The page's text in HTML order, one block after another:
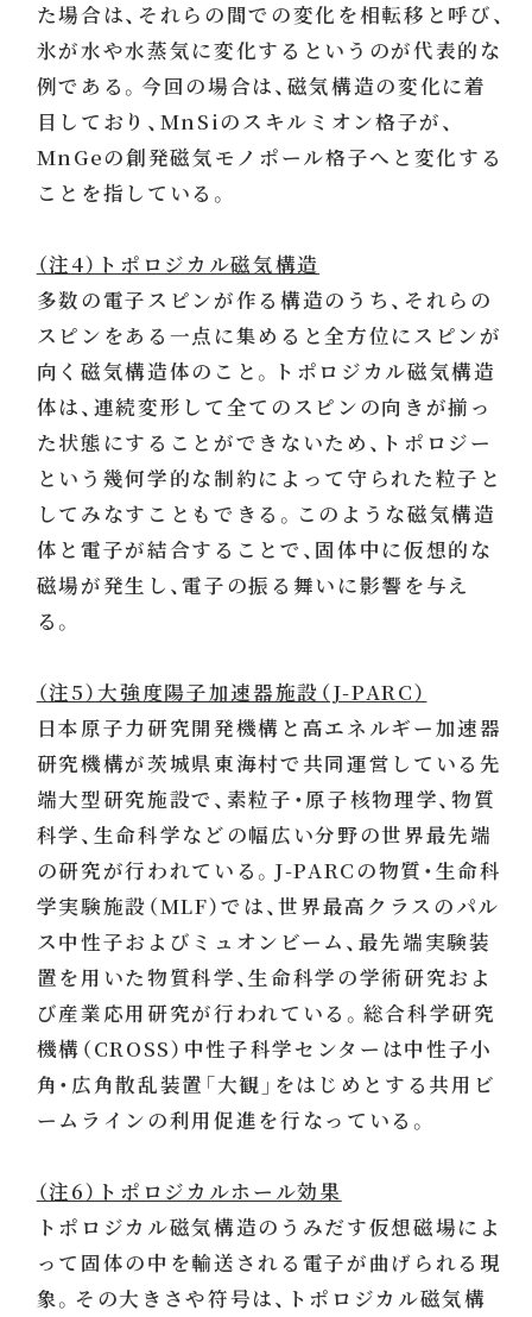
た場合は、それらの間での変化を相転移と呼び、
氷が水や水蒸気に変化するというのが代表的な
例である。今回の場合は、磁気構造の変化に着
目しており、MnSiのスキルミオン格子が、
MnGeの創発磁気モノポール格子へと変化する
ことを指している。
（注4）トポロジカル磁気構造
多数の電子スピンが作る構造のうち、それらの
スピンをある一点に集めると全方位にスピンが
向く磁気構造体のこと。トポロジカル磁気構造
体は、連続変形して全てのスピンの向きが揃っ
た状態にすることができないため、トポロジー
という幾何学的な制約によって守られた粒子と
してみなすこともできる。このような磁気構造
体と電子が結合することで、固体中に仮想的な
磁場が発生し、電子の振る舞いに影響を与え
る。
（注5）大強度陽子加速器施設（J-PARC）
日本原子力研究開発機構と高エネルギー加速器
研究機構が茨城県東海村で共同運営している先
端大型研究施設で、素粒子・原子核物理学、物質
科学、生命科学などの幅広い分野の世界最先端
の研究が行われている。J-PARCの物質・生命科
学実験施設（MLF）では、世界最高クラスのパル
ス中性子およびミュオンビーム、最先端実験装
置を用いた物質科学、生命科学の学術研究およ
び産業応用研究が行われている。総合科学研究
機構（CROSS）中性子科学センターは中性子小
角・広角散乱装置「大観」をはじめとする共用ビ
ームラインの利用促進を行なっている。
（注6）トポロジカルホール効果
トポロジカル磁気構造のうみだす仮想磁場によ
って固体の中を輸送される電子が曲げられる現
象。その大きさや符号は、トポロジカル磁気構